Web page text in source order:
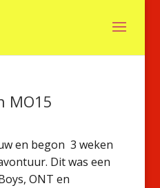
MO15
en begon 3 weken
Dit was een
ONT en